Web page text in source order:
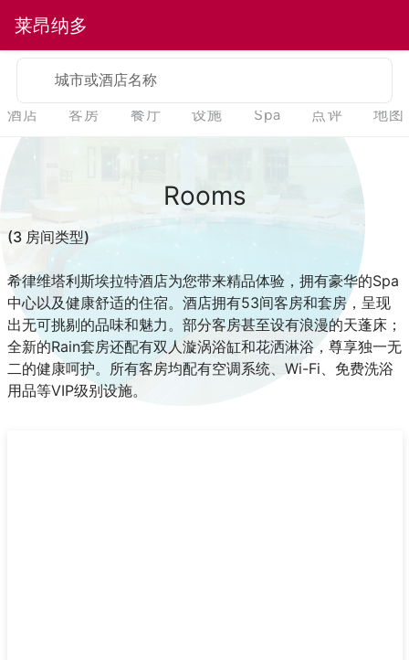
莱昂纳多
城市或酒店名称
酒店 客房 餐厅 设施 Spa 点评 地图
Rooms
(3 房间类型)
希律维塔利斯埃拉特酒店为您带来精品体验，拥有豪华的Spa
中心以及健康舒适的住宿。酒店拥有53间客房和套房，呈现
出无可挑剔的品味和魅力。部分客房甚至设有浪漫的天蓬床；
全新的Rain套房还配有双人漩涡浴缸和花洒淋浴，尊享独一无
二的健康呵护。所有客房均配有空调系统、Wi-Fi、免费洗浴
用品等VIP级别设施。